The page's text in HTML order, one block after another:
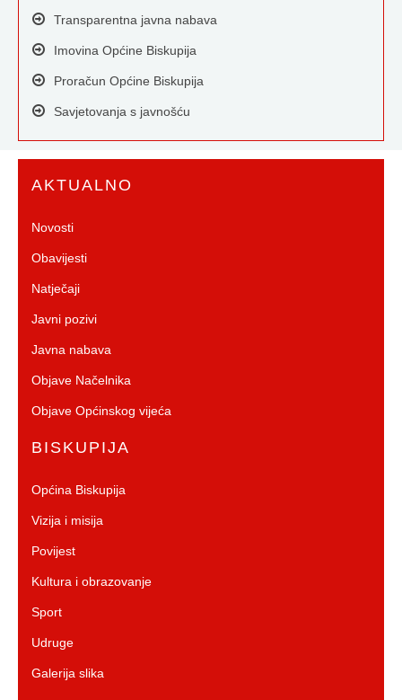
Transparentna javna nabava
Imovina Općine Biskupija
Proračun Općine Biskupija
Savjetovanja s javnošću
AKTUALNO
Novosti
Obavijesti
Natječaji
Javni pozivi
Javna nabava
Objave Načelnika
Objave Općinskog vijeća
BISKUPIJA
Općina Biskupija
Vizija i misija
Povijest
Kultura i obrazovanje
Sport
Udruge
Galerija slika